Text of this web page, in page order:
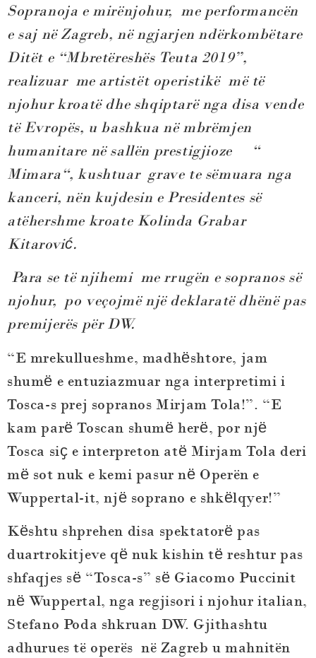
Sopranoja e mirënjohur, me performancën
e saj në Zagreb, në ngjarjen ndërkombëtare
Ditët e “Mbretëreshës Teuta 2019”,
realizuar me artistët operistikë më të
njohur kroatë dhe shqiptarë nga disa vende
të Evropës, u bashkua në mbrëmjen
humanitare në sallën prestigjioze “
Mimara“, kushtuar grave te sëmuara nga
kanceri, nën kujdesin e Presidentes së
atëhershme kroate Kolinda Grabar
Kitarović.
Para se të njihemi me rrugën e sopranos së
njohur, po veçojmë një deklaratë dhënë pas
premijerës për DW.
“E mrekullueshme, madhёshtore, jam
shumё e entuziazmuar nga interpretimi i
Tosca-s prej sopranos Mirjam Tola!”. “E
kam parё Toscan shumё herё, por njё
Tosca siҫ e interpreton atё Mirjam Tola deri
mё sot nuk e kemi pasur nё Operën e
Wuppertal-it, njё soprano e shkёlqyer!”
Kёshtu shprehen disa spektatorё pas
duartrokitjeve qё nuk kishin tё reshtur pas
shfaqjes sё “Tosca-s” sё Giacomo Puccinit
nё Wuppertal, nga regjisori i njohur italian,
Stefano Poda shkruan DW. Gjithashtu
adhurues të operës në Zagreb u mahnitën